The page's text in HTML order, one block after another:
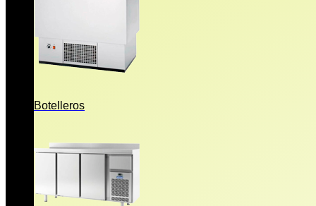
Botelleros